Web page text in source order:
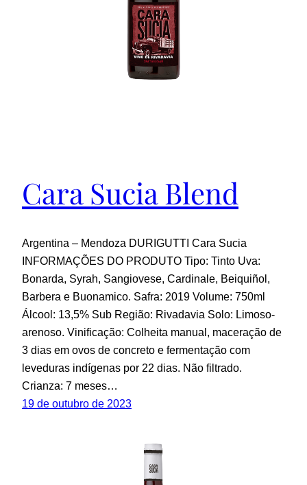
Cara Sucia Blend
Argentina – Mendoza DURIGUTTI Cara Sucia
INFORMAÇÕES DO PRODUTO Tipo: Tinto Uva:
Bonarda, Syrah, Sangiovese, Cardinale, Beiquiñol,
Barbera e Buonamico. Safra: 2019 Volume: 750ml
Álcool: 13,5% Sub Região: Rivadavia Solo: Limoso-
arenoso. Vinificação: Colheita manual, maceração de
3 dias em ovos de concreto e fermentação com
leveduras indígenas por 22 dias. Não filtrado.
Crianza: 7 meses…
19 de outubro de 2023